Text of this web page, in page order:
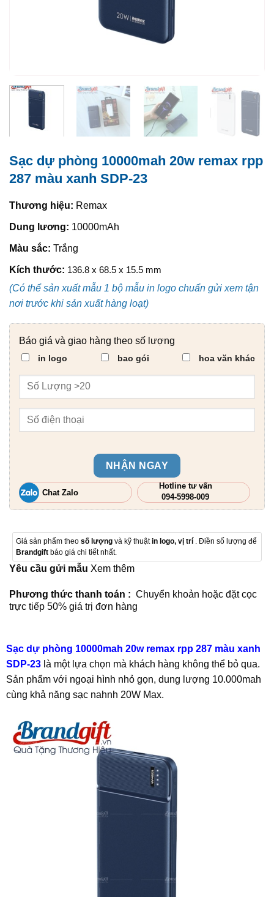
Sạc dự phòng 10000mah 20w remax rpp
287 màu xanh SDP-23
Thương hiệu: Remax
Dung lương: 10000mAh
Màu sắc: Trắng
Kích thước: 136.8 x 68.5 x 15.5 mm
(Có thể sản xuất mẫu 1 bộ mẫu in logo chuẩn gửi xem tận
nơi trước khi sản xuất hàng loạt)
Báo giá và giao hàng theo số lượng
in logo bao gói hoa văn khác
NHẬN NGAY
Chat Zalo
Hotline tư vấn
094-5998-009
Giá sản phẩm theo số lượng và kỹ thuậtin logo, vị trí . Điền số lượng để
Brandgift báo giá chi tiết nhất.
Yêu cầu gửi mẫu Xem thêm
Phương thức thanh toán : Chuyển khoản hoặc đặt cọc
trực tiếp 50% giá trị đơn hàng
Sạc dự phòng 10000mah 20w remax rpp 287 màu xanh
SDP-23là một lựa chọn mà khách hàng không thể bỏ qua.
Sản phẩm với ngoại hình nhỏ gọn, dung lượng 10.000mah
cùng khả năng sạc nahnh 20W Max.